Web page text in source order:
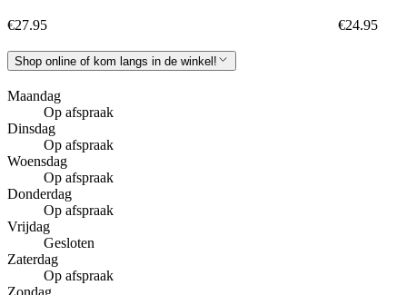
€27.95 €24.95
Shop online of kom langs in de winkel!
Maandag
Op afspraak
Dinsdag
Op afspraak
Woensdag
Op afspraak
Donderdag
Op afspraak
Vrijdag
Gesloten
Zaterdag
Op afspraak